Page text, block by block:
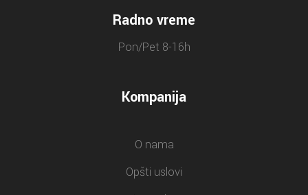
Radno vreme
Pon/Pet 8-16h
Kompanija
O nama
Opšti uslovi